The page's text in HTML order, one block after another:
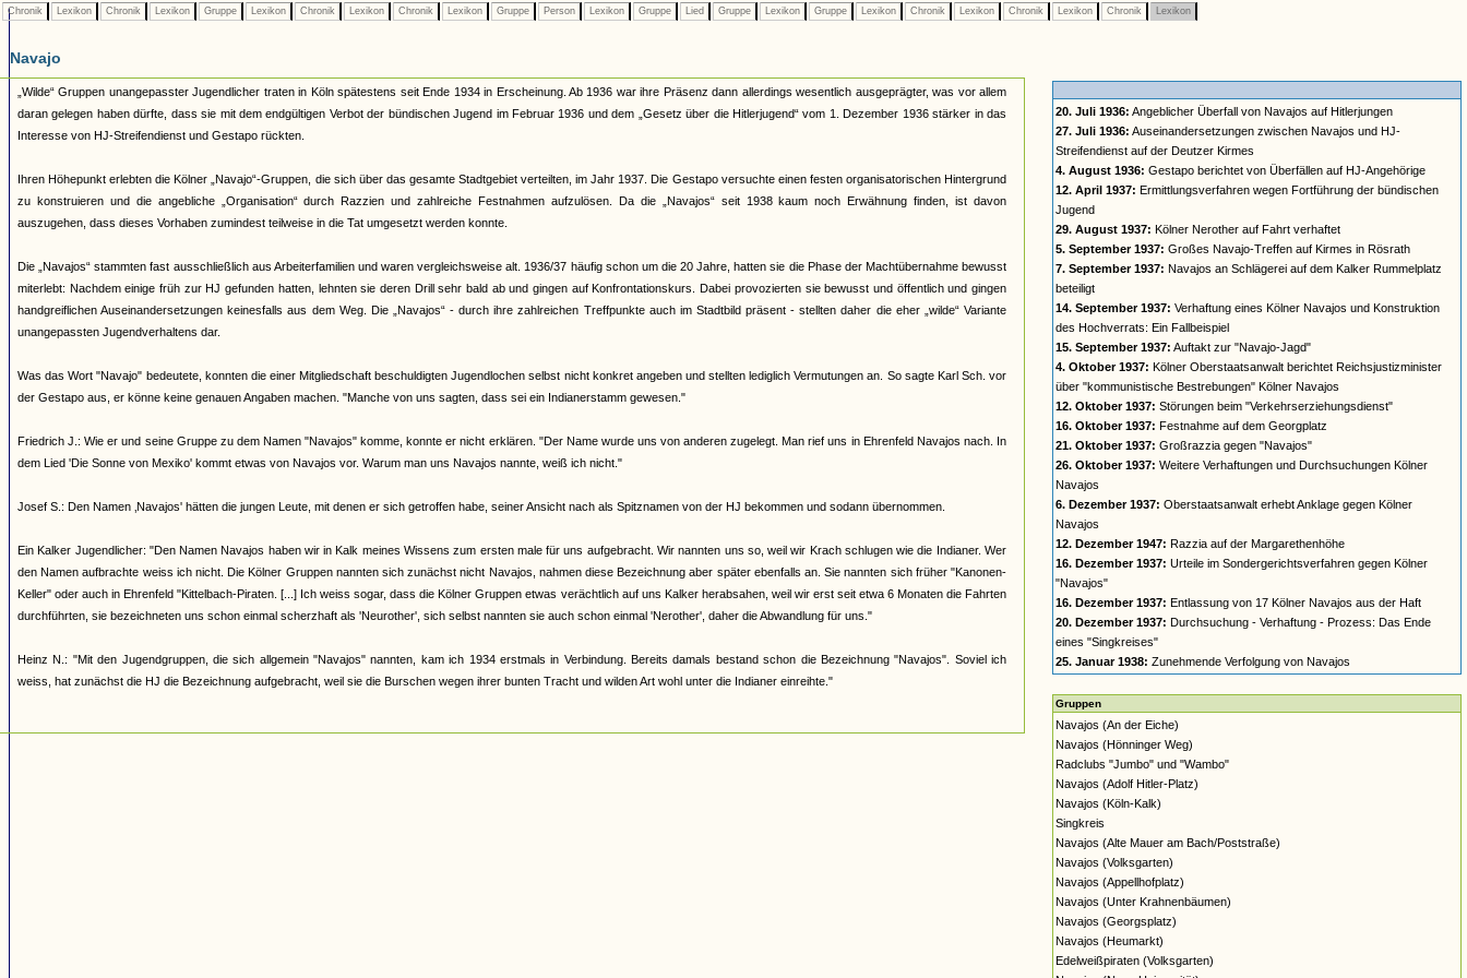
Chronik Lexikon Chronik Lexikon Gruppe Lexikon Chronik Lexikon Chronik Lexikon Gruppe Person Lexikon Gruppe Lied Gruppe Lexikon Gruppe Lexikon Chronik Lexikon Chronik Lexikon Chronik Lexikon
Navajo
„Wilde“ Gruppen unangepasster Jugendlicher traten in Köln spätestens seit Ende 1934 in Erscheinung. Ab 1936 war ihre Präsenz dann allerdings wesentlich ausgeprägter, was vor allem
daran gelegen haben dürfte, dass sie mit dem endgültigen Verbot der bündischen Jugend im Februar 1936 und dem „Gesetz über die Hitlerjugend“ vom 1. Dezember 1936 stärker in das
Interesse von HJ-Streifendienst und Gestapo rückten.
Ihren Höhepunkt erlebten die Kölner „Navajo“-Gruppen, die sich über das gesamte Stadtgebiet verteilten, im Jahr 1937. Die Gestapo versuchte einen festen organisatorischen Hintergrund
zu konstruieren und die angebliche „Organisation“ durch Razzien und zahlreiche Festnahmen aufzulösen. Da die „Navajos“ seit 1938 kaum noch Erwähnung finden, ist davon
auszugehen, dass dieses Vorhaben zumindest teilweise in die Tat umgesetzt werden konnte.
Die „Navajos“ stammten fast ausschließlich aus Arbeiterfamilien und waren vergleichsweise alt. 1936/37 häufig schon um die 20 Jahre, hatten sie die Phase der Machtübernahme bewusst
miterlebt: Nachdem einige früh zur HJ gefunden hatten, lehnten sie deren Drill sehr bald ab und gingen auf Konfrontationskurs. Dabei provozierten sie bewusst und öffentlich und gingen
handgreiflichen Auseinandersetzungen keinesfalls aus dem Weg. Die „Navajos“ - durch ihre zahlreichen Treffpunkte auch im Stadtbild präsent - stellten daher die eher „wilde“ Variante
unangepassten Jugendverhaltens dar.
Was das Wort "Navajo" bedeutete, konnten die einer Mitgliedschaft beschuldigten Jugendlochen selbst nicht konkret angeben und stellten lediglich Vermutungen an. So sagte Karl Sch. vor
der Gestapo aus, er könne keine genauen Angaben machen. "Manche von uns sagten, dass sei ein Indianerstamm gewesen."
Friedrich J.: Wie er und seine Gruppe zu dem Namen "Navajos" komme, konnte er nicht erklären. "Der Name wurde uns von anderen zugelegt. Man rief uns in Ehrenfeld Navajos nach. In
dem Lied 'Die Sonne von Mexiko' kommt etwas von Navajos vor. Warum man uns Navajos nannte, weiß ich nicht."
Josef S.: Den Namen ‚Navajos' hätten die jungen Leute, mit denen er sich getroffen habe, seiner Ansicht nach als Spitznamen von der HJ bekommen und sodann übernommen.
Ein Kalker Jugendlicher: "Den Namen Navajos haben wir in Kalk meines Wissens zum ersten male für uns aufgebracht. Wir nannten uns so, weil wir Krach schlugen wie die Indianer. Wer
den Namen aufbrachte weiss ich nicht. Die Kölner Gruppen nannten sich zunächst nicht Navajos, nahmen diese Bezeichnung aber später ebenfalls an. Sie nannten sich früher "Kanonen-
Keller" oder auch in Ehrenfeld "Kittelbach-Piraten. [...] Ich weiss sogar, dass die Kölner Gruppen etwas verächtlich auf uns Kalker herabsahen, weil wir erst seit etwa 6 Monaten die Fahrten
durchführten, sie bezeichneten uns schon einmal scherzhaft als 'Neurother', sich selbst nannten sie auch schon einmal 'Nerother', daher die Abwandlung für uns."
Heinz N.: "Mit den Jugendgruppen, die sich allgemein "Navajos" nannten, kam ich 1934 erstmals in Verbindung. Bereits damals bestand schon die Bezeichnung "Navajos". Soviel ich
weiss, hat zunächst die HJ die Bezeichnung aufgebracht, weil sie die Burschen wegen ihrer bunten Tracht und wilden Art wohl unter die Indianer einreihte."
20. Juli 1936: Angeblicher Überfall von Navajos auf Hitlerjungen
27. Juli 1936: Auseinandersetzungen zwischen Navajos und HJ-
Streifendienst auf der Deutzer Kirmes
4. August 1936: Gestapo berichtet von Überfällen auf HJ-Angehörige
12. April 1937: Ermittlungsverfahren wegen Fortführung der bündischen
Jugend
29. August 1937: Kölner Nerother auf Fahrt verhaftet
5. September 1937: Großes Navajo-Treffen auf Kirmes in Rösrath
7. September 1937: Navajos an Schlägerei auf dem Kalker Rummelplatz
beteiligt
14. September 1937: Verhaftung eines Kölner Navajos und Konstruktion
des Hochverrats: Ein Fallbeispiel
15. September 1937: Auftakt zur "Navajo-Jagd"
4. Oktober 1937: Kölner Oberstaatsanwalt berichtet Reichsjustizminister
über "kommunistische Bestrebungen" Kölner Navajos
12. Oktober 1937: Störungen beim "Verkehrserziehungsdienst"
16. Oktober 1937: Festnahme auf dem Georgplatz
21. Oktober 1937: Großrazzia gegen "Navajos"
26. Oktober 1937: Weitere Verhaftungen und Durchsuchungen Kölner
Navajos
6. Dezember 1937: Oberstaatsanwalt erhebt Anklage gegen Kölner
Navajos
12. Dezember 1947: Razzia auf der Margarethenhöhe
16. Dezember 1937: Urteile im Sondergerichtsverfahren gegen Kölner
"Navajos"
16. Dezember 1937: Entlassung von 17 Kölner Navajos aus der Haft
20. Dezember 1937: Durchsuchung - Verhaftung - Prozess: Das Ende
eines "Singkreises"
25. Januar 1938: Zunehmende Verfolgung von Navajos
Gruppen
Navajos (An der Eiche)
Navajos (Hönninger Weg)
Radclubs "Jumbo" und "Wambo"
Navajos (Adolf Hitler-Platz)
Navajos (Köln-Kalk)
Singkreis
Navajos (Alte Mauer am Bach/Poststraße)
Navajos (Volksgarten)
Navajos (Appellhofplatz)
Navajos (Unter Krahnenbäumen)
Navajos (Georgsplatz)
Navajos (Heumarkt)
Edelweißpiraten (Volksgarten)